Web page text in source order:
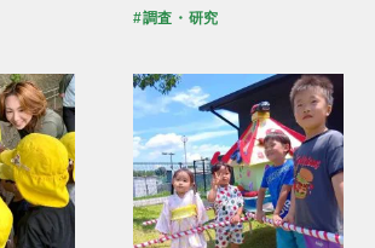
#調査・研究